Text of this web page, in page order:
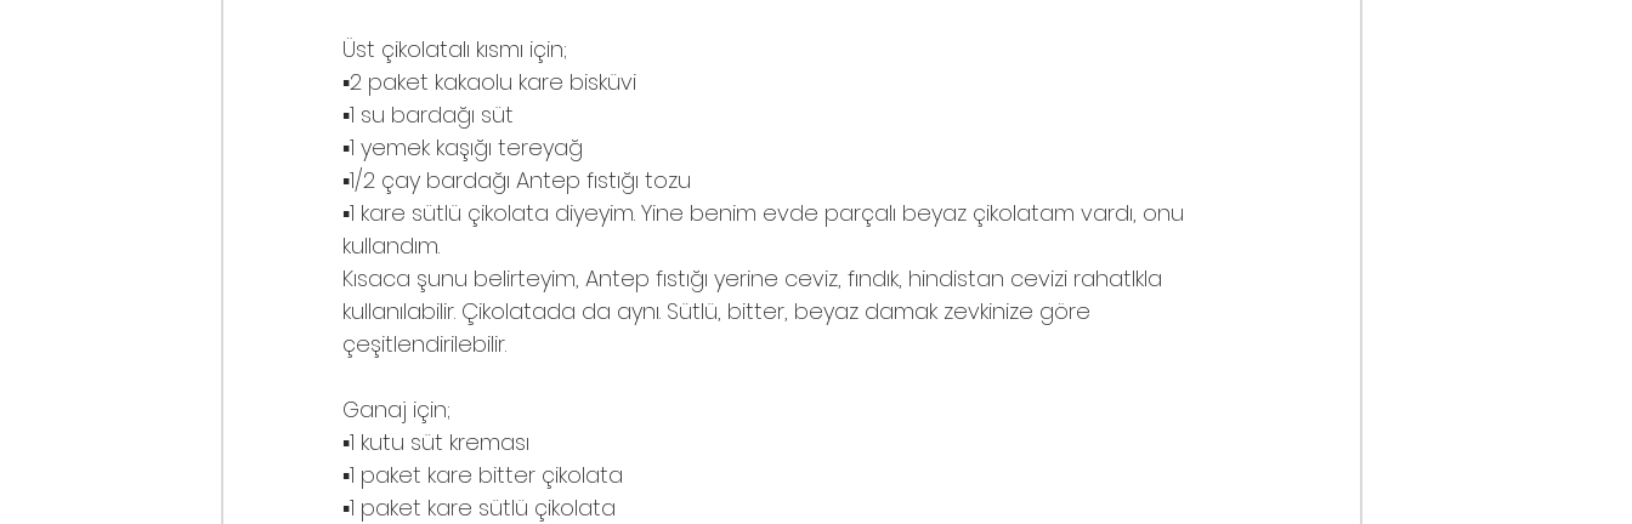
Üst çikolatalı kısmı için;
▪️2 paket kakaolu kare bisküvi
▪️1 su bardağı süt
▪️1 yemek kaşığı tereyağ
▪️1/2 çay bardağı Antep fıstığı tozu
▪️1 kare sütlü çikolata diyeyim. Yine benim evde parçalı beyaz çikolatam vardı, onu
kullandım.
Kısaca şunu belirteyim, Antep fıstığı yerine ceviz, fındık, hindistan cevizi rahatlkla
kullanılabilir. Çikolatada da aynı. Sütlü, bitter, beyaz damak zevkinize göre
çeşitlendirilebilir.
Ganaj için;
▪️1 kutu süt kreması
▪️1 paket kare bitter çikolata
▪️1 paket kare sütlü çikolata